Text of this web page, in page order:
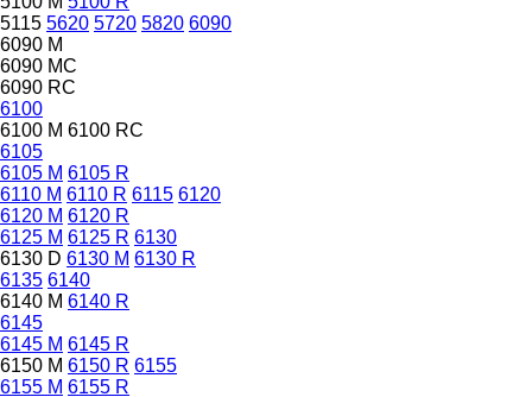
5115 5620 5720 5820 6090
6090 M
6090 MC
6090 RC
6100
6100 M 6100 RC
6105
6105 M 6105 R
6110 M 6110 R 6115 6120
6120 M 6120 R
6125 M 6125 R 6130
6130 D 6130 M 6130 R
6135 6140
6140 M 6140 R
6145
6145 M 6145 R
6150 M 6150 R 6155
6155 M 6155 R